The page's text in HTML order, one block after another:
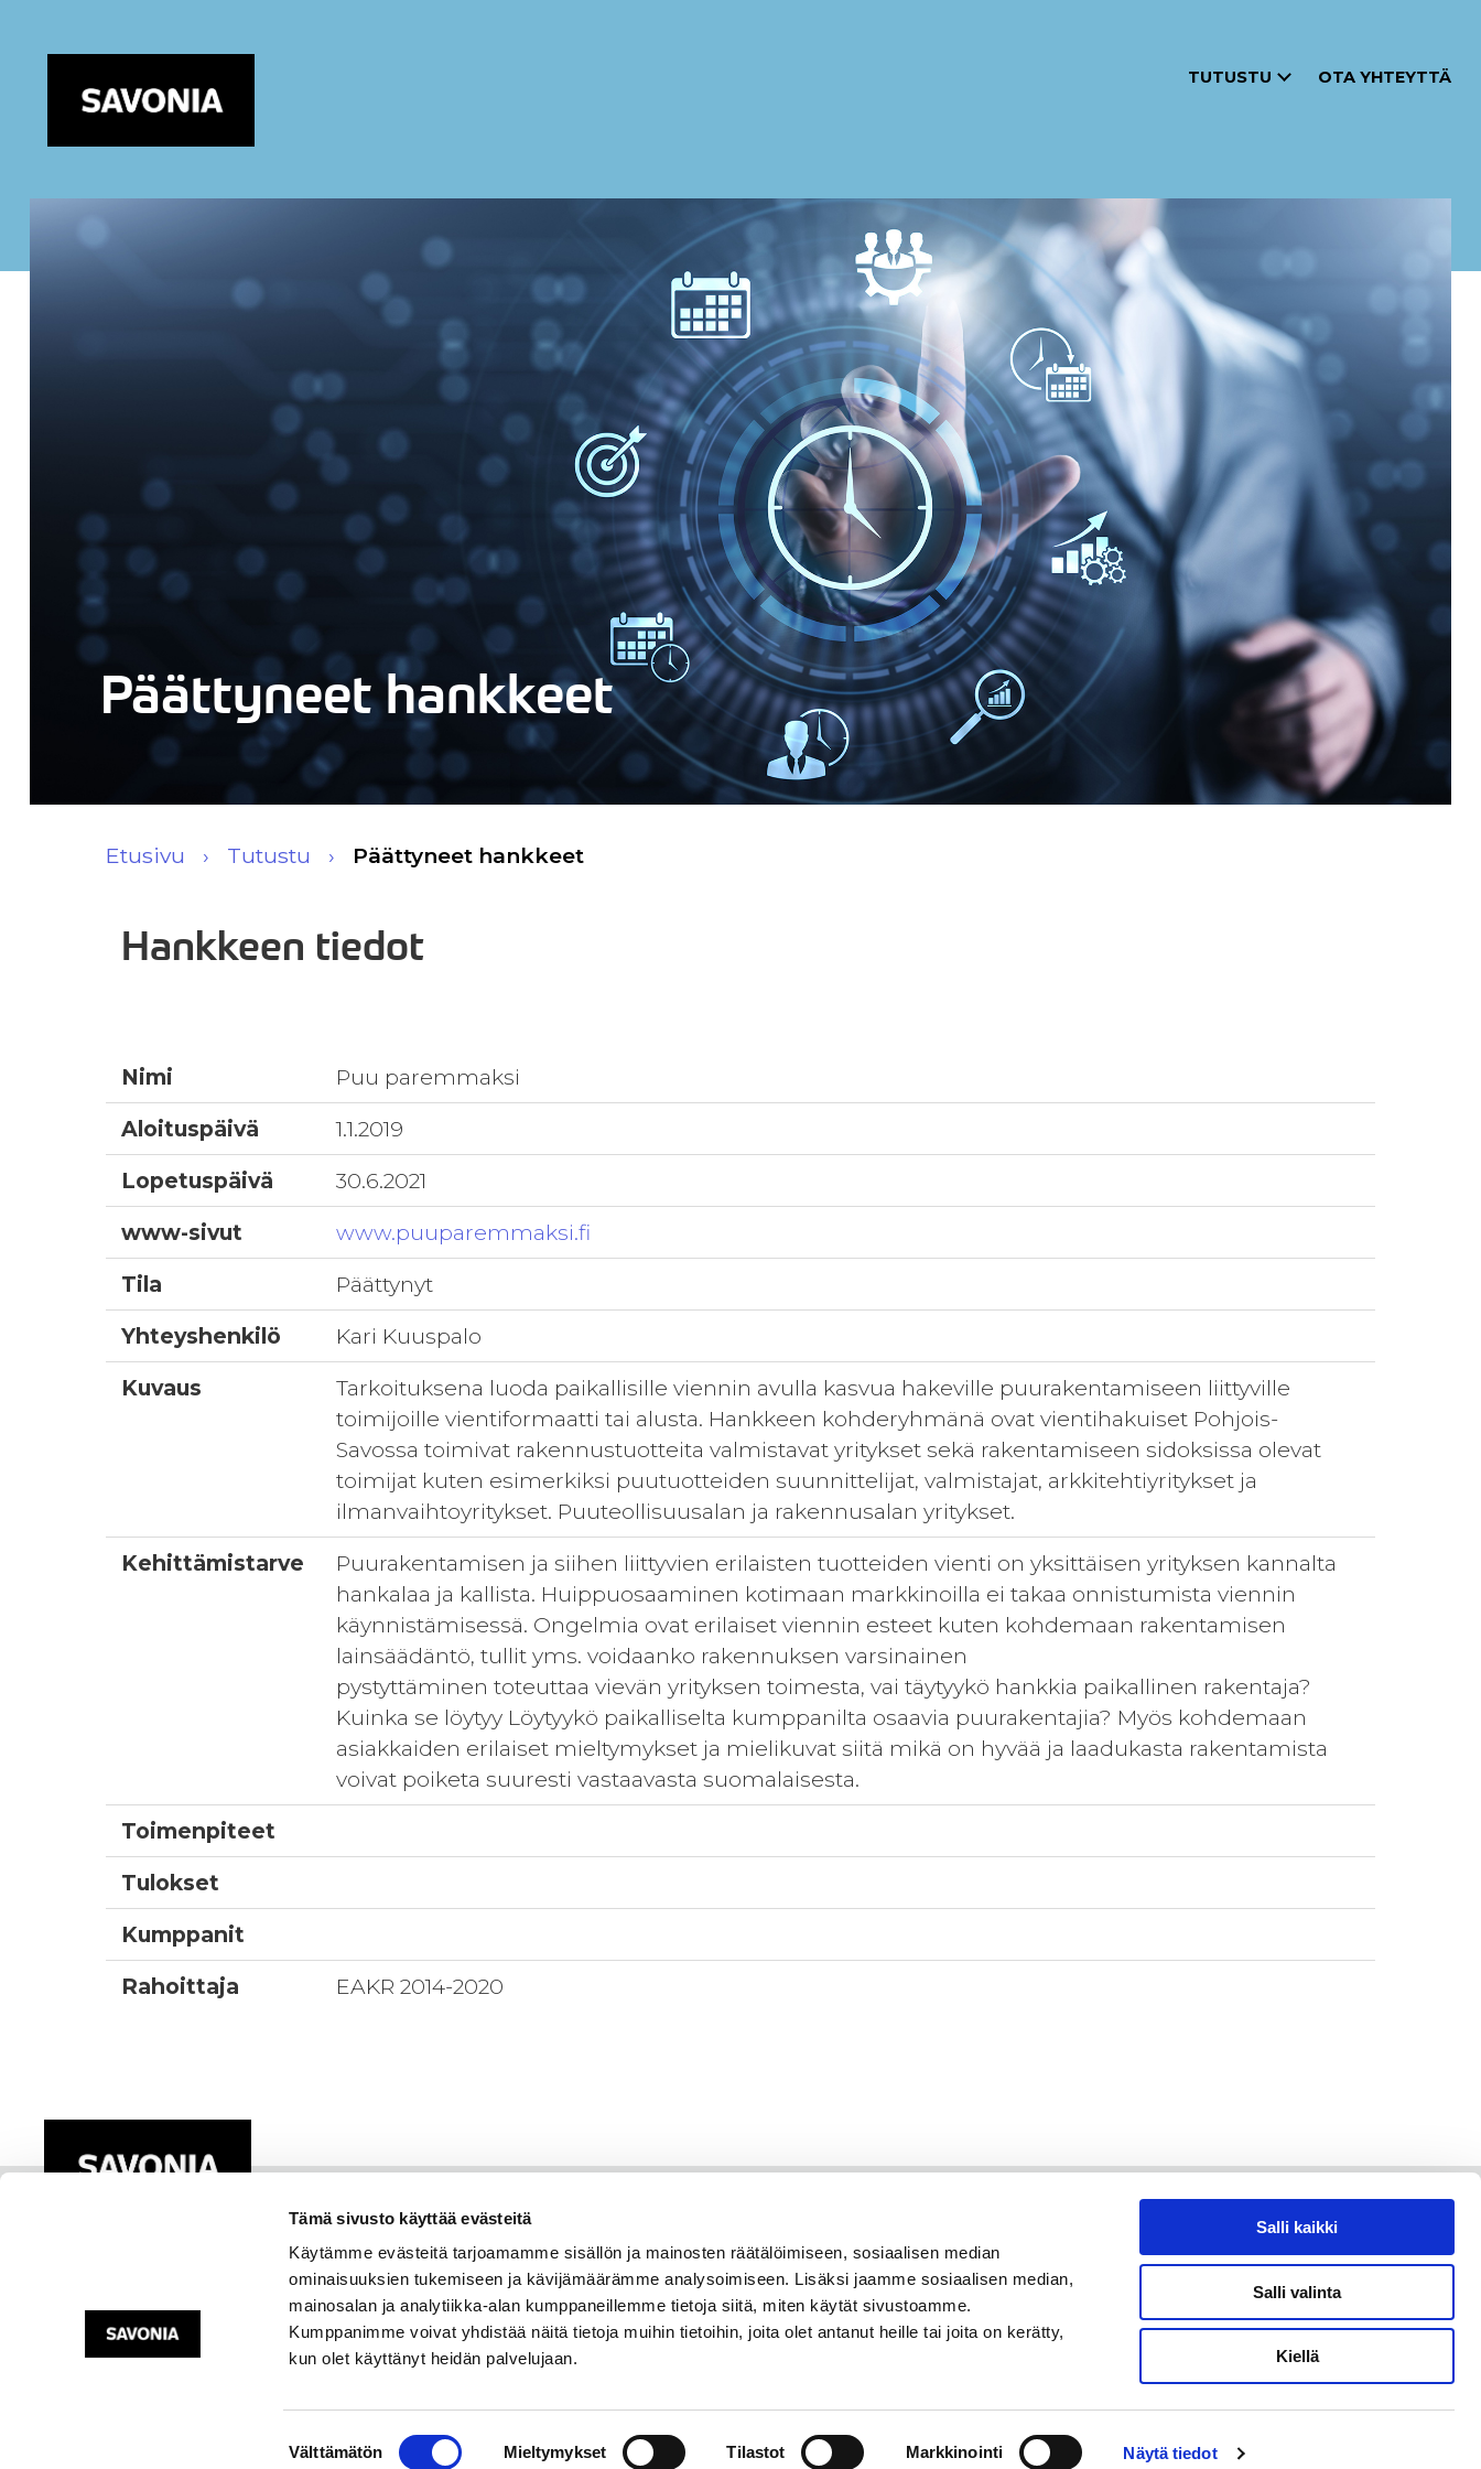
Tämä sivusto käyttää evästeitä
Käytämme evästeitä tarjoamamme sisällön ja mainosten räätälöimiseen, sosiaalisen median
ominaisuuksien tukemiseen ja kävijämäärämme analysoimiseen. Lisäksi jaamme sosiaalisen median,
mainosalan ja analytiikka-alan kumppaneillemme tietoja siitä, miten käytät sivustoamme.
Kumppanimme voivat yhdistää näitä tietoja muihin tietoihin, joita olet antanut heille tai joita on kerätty,
kun olet käyttänyt heidän palvelujaan.
Välttämätön Mieltymykset Tilastot Markkinointi Näytä tiedot
Salli kaikki
Salli valinta
Kiellä
TUTUSTU OTA YHTEYTTÄ
Päättyneet hankkeet
Etusivu Tutustu Päättyneet hankkeet
Hankkeen tiedot
Nimi
Puu paremmaksi
Aloituspäivä
1.1.2019
Lopetuspäivä
30.6.2021
www-sivut
www.puuparemmaksi.fi
Tila
Päättynyt
Yhteyshenkilö
Kari Kuuspalo
Kuvaus
Tarkoituksena luoda paikallisille viennin avulla kasvua hakeville puurakentamiseen liittyville
toimijoille vientiformaatti tai alusta. Hankkeen kohderyhmänä ovat vientihakuiset Pohjois-
Savossa toimivat rakennustuotteita valmistavat yritykset sekä rakentamiseen sidoksissa olevat
toimijat kuten esimerkiksi puutuotteiden suunnittelijat, valmistajat, arkkitehtiyritykset ja
ilmanvaihtoyritykset. Puuteollisuusalan ja rakennusalan yritykset.
Kehittämistarve
Puurakentamisen ja siihen liittyvien erilaisten tuotteiden vienti on yksittäisen yrityksen kannalta
hankalaa ja kallista. Huippuosaaminen kotimaan markkinoilla ei takaa onnistumista viennin
käynnistämisessä. Ongelmia ovat erilaiset viennin esteet kuten kohdemaan rakentamisen
lainsäädäntö, tullit yms. voidaanko rakennuksen varsinainen
pystyttäminen toteuttaa vievän yrityksen toimesta, vai täytyykö hankkia paikallinen rakentaja?
Kuinka se löytyy Löytyykö paikalliselta kumppanilta osaavia puurakentajia? Myös kohdemaan
asiakkaiden erilaiset mieltymykset ja mielikuvat siitä mikä on hyvää ja laadukasta rakentamista
voivat poiketa suuresti vastaavasta suomalaisesta.
Toimenpiteet
Tulokset
Kumppanit
Rahoittaja
EAKR 2014-2020
© Savonia Saavutettavuusseloste Tietosuojaseloste